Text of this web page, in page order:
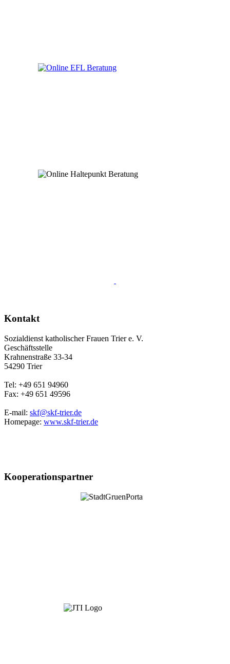
Kontakt
Sozialdienst katholischer Frauen Trier e. V.
Geschäftsstelle
Krahnenstraße 33-34
54290 Trier
Tel: +49 651 94960
Fax: +49 651 49596
E-mail: skf@skf-trier.de
Homepage: www.skf-trier.de
Kooperationspartner